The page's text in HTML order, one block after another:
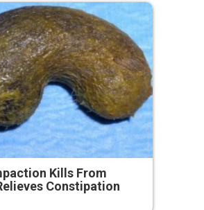
Kills From
Constipation